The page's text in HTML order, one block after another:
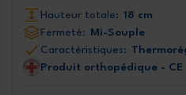
Hauteur totale: 18 cm
Fermeté: Mi-Souple
Caractéristiques:
Produit orthopédique - CE